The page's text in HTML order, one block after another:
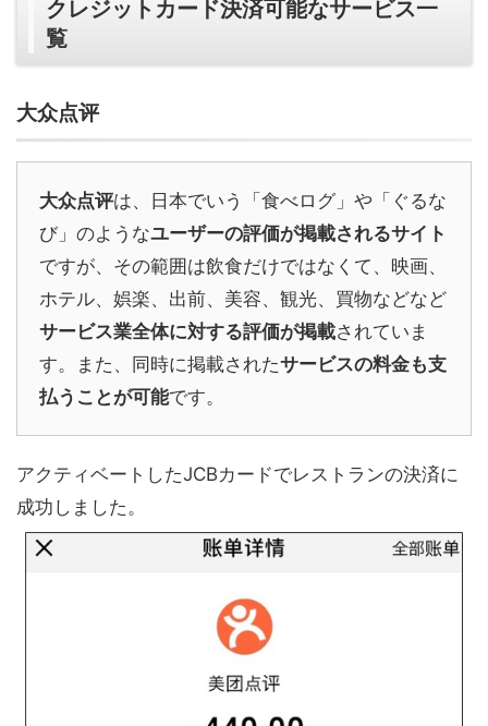
クレジットカード決済可能なサービス一
覧
大众点评
大众点评は、日本でいう「食べログ」や「ぐるな
び」のようなユーザーの評価が掲載されるサイト
ですが、その範囲は飲食だけではなくて、映画、
ホテル、娯楽、出前、美容、観光、買物などなど
サービス業全体に対する評価が掲載されていま
す。また、同時に掲載されたサービスの料金も支
払うことが可能です。
アクティベートしたJCBカードでレストランの決済に
成功しました。